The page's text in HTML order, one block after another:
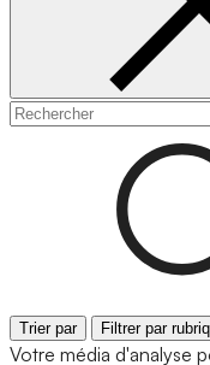
Trier par Filtrer par
Votre média d'analyse